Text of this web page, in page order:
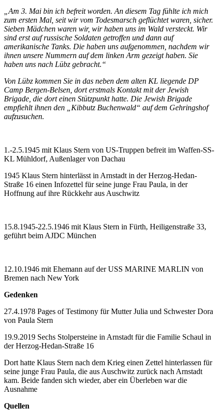
„Am 3. Mai bin ich befreit worden. An diesem Tag fühlte ich mich
zum ersten Mal, seit wir vom Todesmarsch geflüchtet waren, sicher.
Sieben Mädchen waren wir, wir haben uns im Wald versteckt. Wir
sind erst auf russische Soldaten getroffen und dann auf
amerikanische Tanks. Die haben uns aufgenommen, nachdem wir
ihnen unsere Nummern auf dem linken Arm gezeigt haben. Sie
haben uns nach Lübz gebracht.“
Von Lübz kommen Sie in das neben dem alten KL liegende DP
Camp Bergen-Belsen, dort erstmals Kontakt mit der Jewish
Brigade, die dort einen Stützpunkt hatte. Die Jewish Brigade
empfiehlt ihnen den „Kibbutz Buchenwald“ auf dem Gehringshof
aufzusuchen.
1.-2.5.1945 mit Klaus Stern von US-Truppen befreit im Waffen-SS-
KL Mühldorf, Außenlager von Dachau
1945 Klaus Stern hinterlässt in Arnstadt in der Herzog-Hedan-
Straße 16 einen Infozettel für seine junge Frau Paula, in der
Hoffnung auf ihre Rückkehr aus Auschwitz
15.8.1945-22.5.1946 mit Klaus Stern in Fürth, Heiligenstraße 33,
geführt beim AJDC München
12.10.1946 mit Ehemann auf der USS MARINE MARLIN von
Bremen nach New York
Gedenken
27.4.1978 Pages of Testimony für Mutter Julia und Schwester Dora
von Paula Stern
19.9.2019 Sechs Stolpersteine in Arnstadt für die Familie Schaul in
der Herzog-Hedan-Straße 16
Dort hatte Klaus Stern nach dem Krieg einen Zettel hinterlassen für
seine junge Frau Paula, die aus Auschwitz zurück nach Arnstadt
kam. Beide fanden sich wieder, aber ein Überleben war die
Ausnahme
Quellen